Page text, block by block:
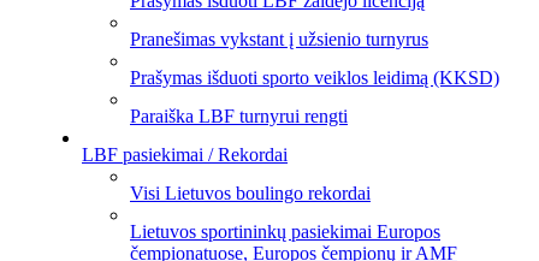
Pranešimas vykstant į užsienio turnyrus
Prašymas išduoti sporto veiklos leidimą (KKSD)
Paraiška LBF turnyrui rengti
LBF pasiekimai / Rekordai
Visi Lietuvos boulingo rekordai
Lietuvos sportininkų pasiekimai Europos
čempionatuose, Europos čempionų ir AMF